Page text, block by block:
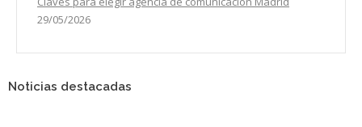
29/05/2026
Noticias destacadas